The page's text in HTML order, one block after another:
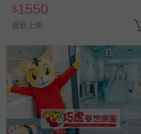
$1550
最新上架